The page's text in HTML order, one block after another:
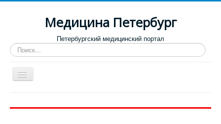
Медицина Петербург
Петербургский медицинский портал
Искать...
Toggle
Navigation